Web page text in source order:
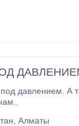
давлением. А
Алматы